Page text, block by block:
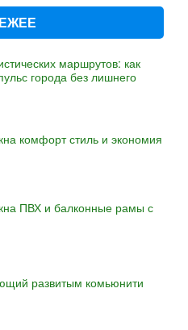
маршрутов: как
города без лишнего
комфорт стиль и экономия
ПВХ и балконные рамы с
развитым комьюнити